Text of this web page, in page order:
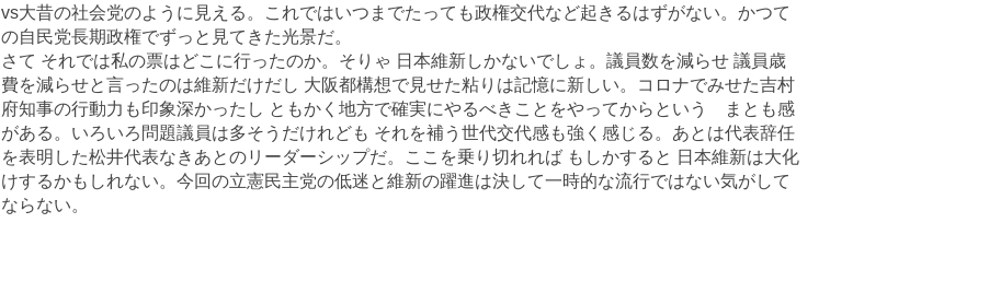
vs大昔の社会党のように見える。これではいつまでたっても政権交代など起きるはずがない。かつて
の自民党長期政権でずっと見てきた光景だ。
さて それでは私の票はどこに行ったのか。そりゃ 日本維新しかないでしょ。議員数を減らせ 議員歳
費を減らせと言ったのは維新だけだし 大阪都構想で見せた粘りは記憶に新しい。コロナでみせた吉村
府知事の行動力も印象深かったし ともかく地方で確実にやるべきことをやってからという まとも感
がある。いろいろ問題議員は多そうだけれども それを補う世代交代感も強く感じる。あとは代表辞任
を表明した松井代表なきあとのリーダーシップだ。ここを乗り切れれば もしかすると 日本維新は大化
けするかもしれない。今回の立憲民主党の低迷と維新の躍進は決して一時的な流行ではない気がして
ならない。